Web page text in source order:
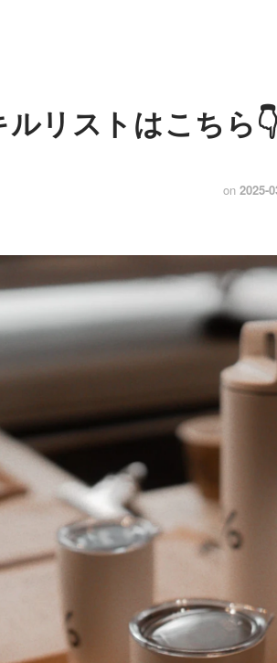
リストはこちら👇
on 2025-